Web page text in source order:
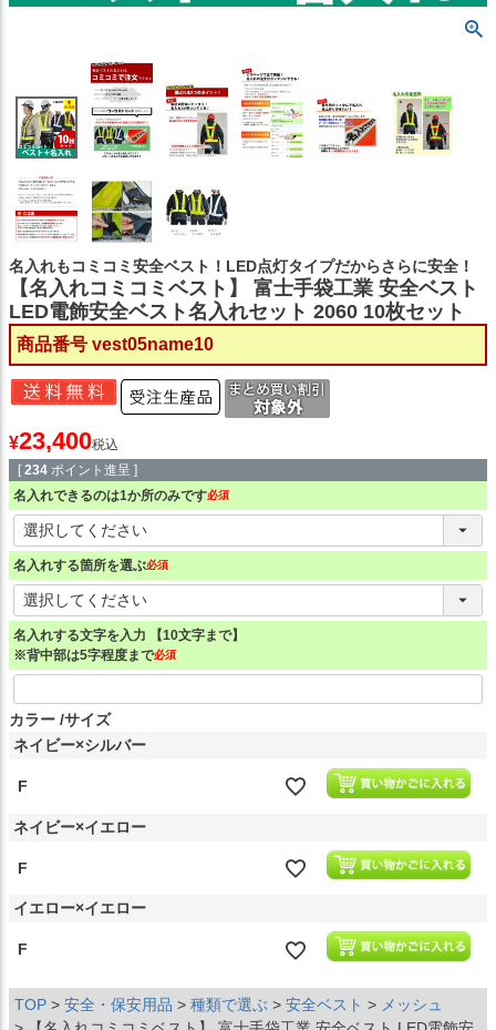
名入れもコミコミ安全ベスト！LED点灯タイプだからさらに安全！
【名入れコミコミベスト】 富士手袋工業 安全ベスト
LED電飾安全ベスト名入れセット 2060 10枚セット
商品番号 vest05name10
¥23,400税込
[ 234 ポイント進呈 ]
名入れできるのは1か所のみです
(必須)
名入れする箇所を選ぶ
(必須)
名入れする文字を入力 【10文字まで】
※背中部は5字程度まで
(必須)
カラー サイズ
ネイビー×シルバー
F
ネイビー×イエロー
F
イエロー×イエロー
F
TOP 安全・保安用品 種類で選ぶ 安全ベスト
メッシュ